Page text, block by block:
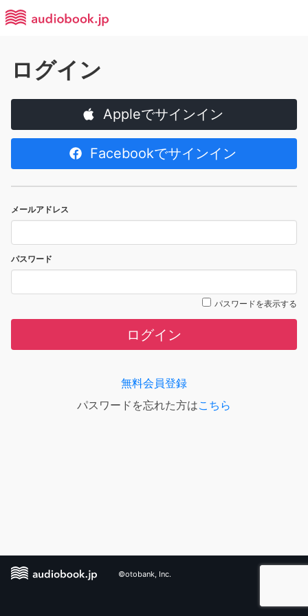
ログイン
Appleでサインイン
Facebookでサインイン
メールアドレス
パスワード
パスワードを表示する
ログイン
無料会員登録
パスワードを忘れた方はこちら
©otobank, Inc.